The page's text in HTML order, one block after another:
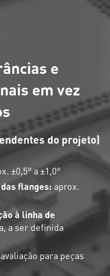
e
em vez
do projeto)
±0,5° a ±1,0°
flanges: aprox.
à linha de
a ser definida
avaliação para peças